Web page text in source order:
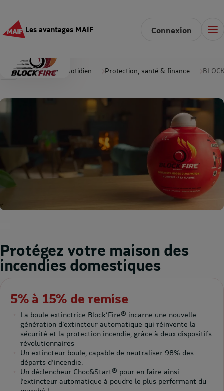
Les avantages MAIF Connexion
Accueil Au quotidien Protection, santé & finance
Protégez votre maison des
incendies domestiques
5% à 15% de remise
La boule extinctrice Block’Fire® incarne une nouvelle
génération d’extincteur automatique qui réinvente la
sécurité et la protection incendie, grâce à deux dispositifs
révolutionnaires
Un extincteur boule, capable de neutraliser 98% des
départs d’incendie.
Un déclencheur Choc&Start® pour en faire ainsi
l’extincteur automatique à poudre le plus performant du